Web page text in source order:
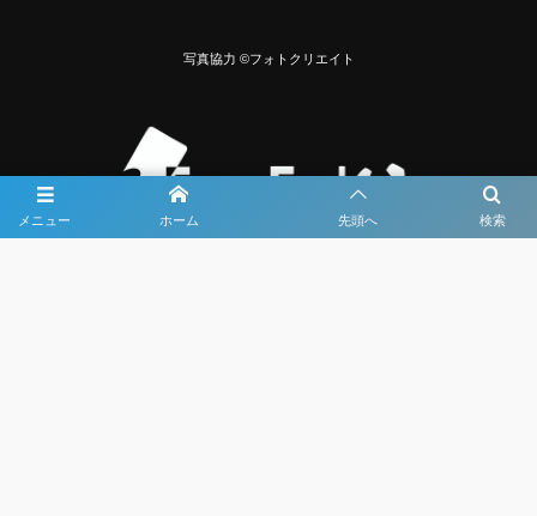
メニュー 検索
ホーム 先頭へ
写真協力 ©フォトクリエイト